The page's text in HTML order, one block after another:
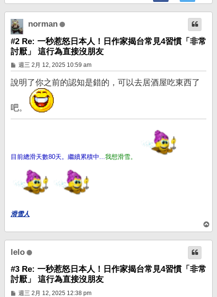
頂
端
norman
#2 Re: 一秒惹怒日本人！日作家揭台常見4習慣「非常
討厭」 這行為直接沒朋友
文
章
週三 2月 12, 2025 10:59 am
說明了你之前的認知是錯的，可以去居酒屋吃東西了
吧。
目前總滑天數80天。繼續累積中... 我想滑雪。
滑雪人
頂
端
lelo
#3 Re: 一秒惹怒日本人！日作家揭台常見4習慣「非常
討厭」 這行為直接沒朋友
文
週三 2月 12, 2025 12:38 pm